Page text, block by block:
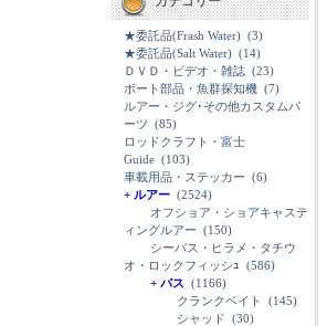
★委託品(Frash Water) (3)
★委託品(Salt Water) (14)
ＤＶＤ・ビデオ・雑誌 (23)
ボート部品・魚群探知機 (7)
ルアー・ジグ･その他カスタムパ
ーツ (85)
ロッドクラフト・富士
Guide (103)
車載用品・ステッカー (6)
+ ルアー (2524)
オフショア・ショアキャステ
ィングルアー (150)
シーバス・ヒラメ・タチウ
オ・ロックフィッシｭ (586)
+ バス (1166)
クランクベイト
(145)
シャッド (30)